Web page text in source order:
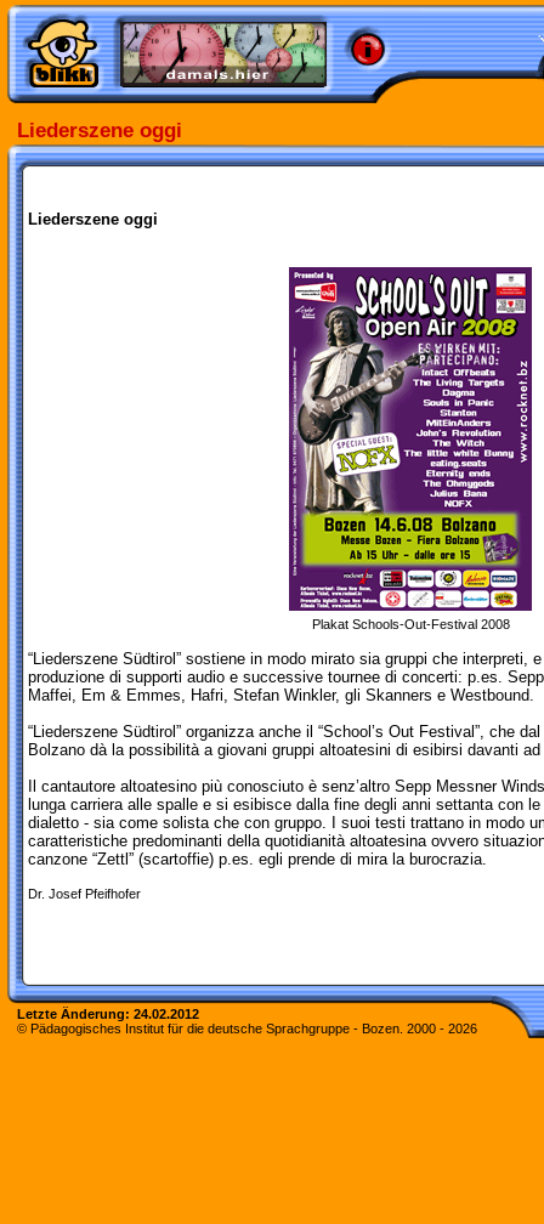
Liederszene oggi
Liederszene oggi
Plakat Schools-Out-Festival 2008
“Liederszene Südtirol” sostiene in modo mirato sia gruppi che interpreti,
produzione di supporti audio e successive tournee di concerti: p.es.
Maffei, Em & Emmes, Hafri, Stefan Winkler, gli Skanners e Westbound.
“Liederszene Südtirol” organizza anche il “School’s Out Festival”, che
Bolzano dà la possibilità a giovani gruppi altoatesini di esibirsi davanti
Il cantautore altoatesino più conosciuto è senz’altro Sepp Messner
lunga carriera alle spalle e si esibisce dalla fine degli anni settanta con
dialetto - sia come solista che con gruppo. I suoi testi trattano in modo
caratteristiche predominanti della quotidianità altoatesina ovvero
canzone “Zettl” (scartoffie) p.es. egli prende di mira la burocrazia.
Dr. Josef Pfeifhofer
Letzte Änderung: 24.02.2012
© Pädagogisches Institut für die deutsche Sprachgruppe - Bozen. 2000 - 2026